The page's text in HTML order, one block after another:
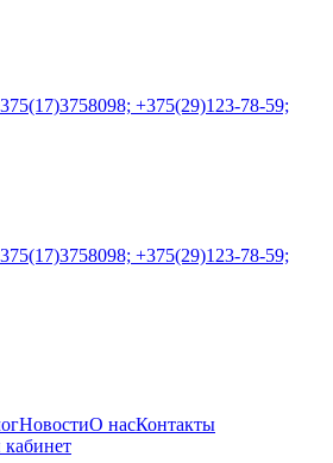
+375(29)123-78-59;
+375(29)123-78-59;
НовостиО насКонтакты